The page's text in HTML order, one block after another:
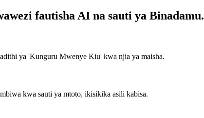
fautisha AI na sauti ya Binadamu.
ya 'Kunguru Mwenye Kiu' kwa njia ya maisha.
kwa sauti ya mtoto, ikisikika asili kabisa.